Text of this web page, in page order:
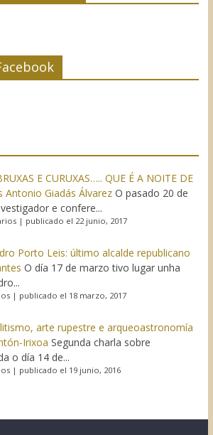
E CURUXAS….. QUE É A NOITE DE
Antonio Giadás Álvarez O pasado 20 de
e confere...
| publicado el 22 junio, 2017
Porto Leis: último alcalde republicano
O día 17 de marzo tivo lugar unha
| publicado el 18 marzo, 2017
arte rupestre e arqueoastronomía
Irixoa Segunda charla sobre
o día 14 de...
| publicado el 19 junio, 2016